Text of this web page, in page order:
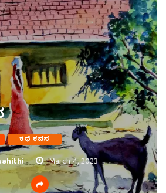
ಕಥೆ ಕವನ
March 4, 2023